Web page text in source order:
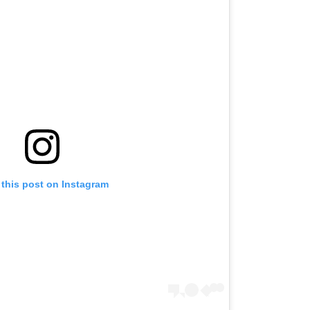
this post on Instagram